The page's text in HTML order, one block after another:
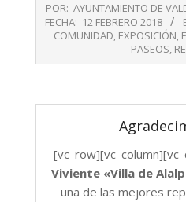
02-
POR: AYUNTAMIENTO DE
FECHA: 12 FEBRERO 2018
COMUNIDAD, EXPOSICIÓN,
PASEOS,
Viviente «Villa de
una de las mejores